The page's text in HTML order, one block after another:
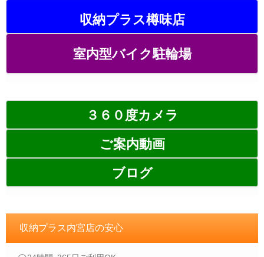
収納プラス樽味店
室内型バイク駐輪場
３６０度カメラ
ご案内動画
ブログ
収納プラス内宮店の安心